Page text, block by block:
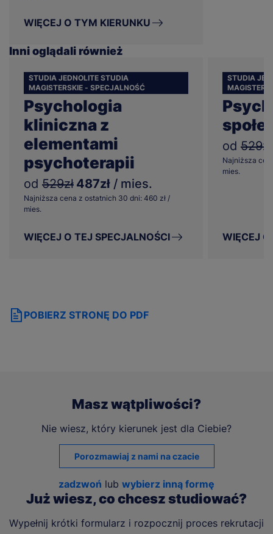
WIĘCEJ O TYM KIERUNKU
Inni oglądali również
STUDIA JEDNOLITE STUDIA
MAGISTERSKIE - SPECJALNOŚĆ
Psychologia
kliniczna z
elementami
psychoterapii
od 529zł 487zł / mies.
Najniższa cena z ostatnich 30 dni: 460 zł /
mies.
WIĘCEJ O TEJ SPECJALNOŚCI
STUDIA
od 529zł
Najniższa
mies.
WIĘCEJ
POBIERZ STRONĘ DO PDF
Masz wątpliwości?
Nie wiesz, który kierunek jest dla Ciebie?
Porozmawiaj z nami na czacie
zadzwoń lub wybierz inną formę
Już wiesz, co chcesz studiować?
Wypełnij krótki formularz i rozpocznij proces rekrutacji